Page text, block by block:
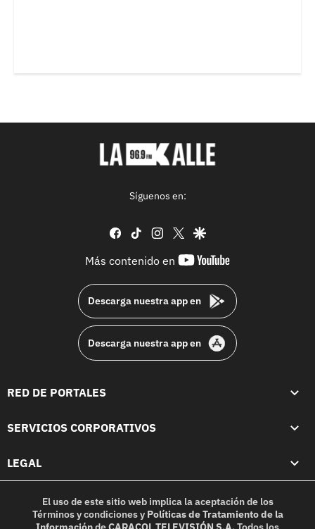
Síguenos en:
facebook
tiktok instagram
twittergoogle
Más contenido en
youtube-
Descarga nuestra app en
Descarga nuestra app en
RED DE PORTALES
SERVICIOS CORPORATIVOS
LEGAL
El uso de este sitio web implica la aceptación de los
Términos y condicionesy Políticas de Tratamiento de la